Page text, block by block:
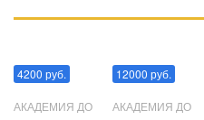
4200 руб.
АКАДЕМИЯ ДО
12000 руб.
АКАДЕМИЯ ДО